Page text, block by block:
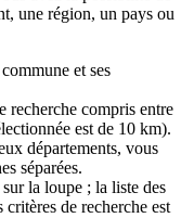
une région, un pays ou
et ses
recherche compris entre
est de 10 km).
départements, vous
séparées.
la loupe ; la liste des
de recherche est